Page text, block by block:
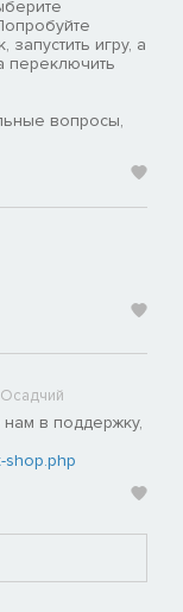
запустить игру, а
переключить
вопросы,
в поддержку,
shop.php